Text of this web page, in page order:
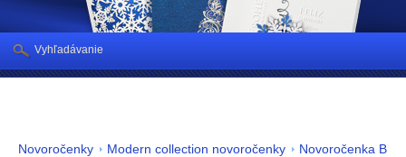
Novoročenky Modern collection novoročenky
Novoročenka B
Vyhľadávanie